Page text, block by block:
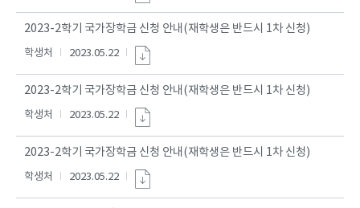
2023-2학기 국가장학금 신청 안내(재학생은 반드시 1차 신청)
학생처 2023.05.22
2023-2학기 국가장학금 신청 안내(재학생은 반드시 1차 신청)
학생처 2023.05.22
2023-2학기 국가장학금 신청 안내(재학생은 반드시 1차 신청)
학생처 2023.05.22